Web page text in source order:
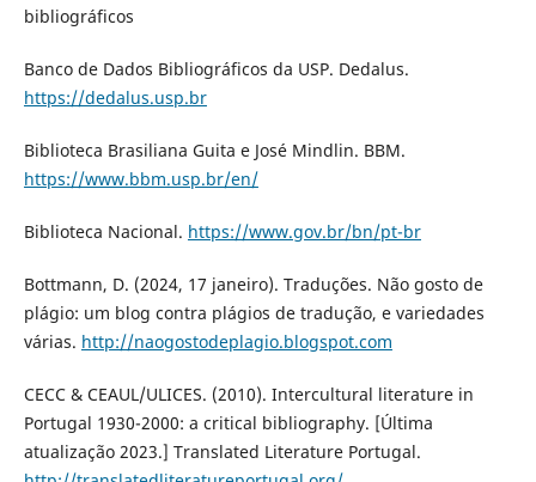
bibliográficos
Banco de Dados Bibliográficos da USP. Dedalus.
https://dedalus.usp.br
Biblioteca Brasiliana Guita e José Mindlin. BBM.
https://www.bbm.usp.br/en/
Biblioteca Nacional. https://www.gov.br/bn/pt-br
Bottmann, D. (2024, 17 janeiro). Traduções. Não gosto de
plágio: um blog contra plágios de tradução, e variedades
várias. http://naogostodeplagio.blogspot.com
CECC & CEAUL/ULICES. (2010). Intercultural literature in
Portugal 1930-2000: a critical bibliography. [Última
atualização 2023.] Translated Literature Portugal.